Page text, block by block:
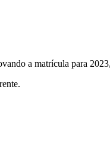
a matrícula para